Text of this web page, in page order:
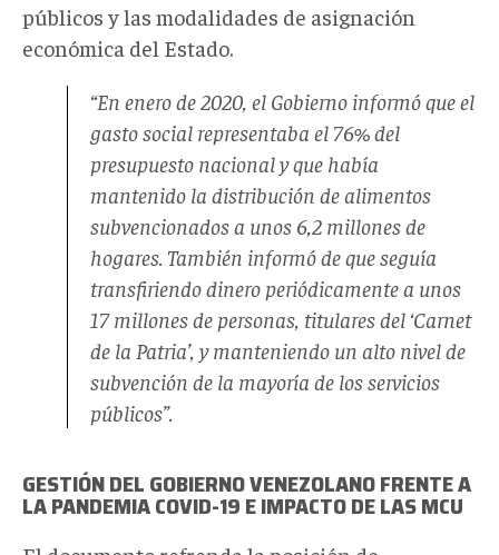
públicos y las modalidades de asignación
económica del Estado.
“En enero de 2020, el Gobierno informó que el
gasto social representaba el 76% del
presupuesto nacional y que había
mantenido la distribución de alimentos
subvencionados a unos 6,2 millones de
hogares. También informó de que seguía
transfiriendo dinero periódicamente a unos
17 millones de personas, titulares del ‘Carnet
de la Patria’, y manteniendo un alto nivel de
subvención de la mayoría de los servicios
públicos”.
GESTIÓN DEL GOBIERNO VENEZOLANO FRENTE A
LA PANDEMIA COVID-19 E IMPACTO DE LAS MCU